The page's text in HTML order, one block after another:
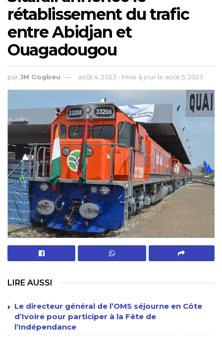
rétablissement du trafic
entre Abidjan et
Ouagadougou
parJM Gogbeu août 4, 2023 - Mise à jour le août 5, 2023
LIRE AUSSI
Le directeur général de l’OMS séjourne en Côte
d’Ivoire pour participer à la Fête de
l’Indépendance